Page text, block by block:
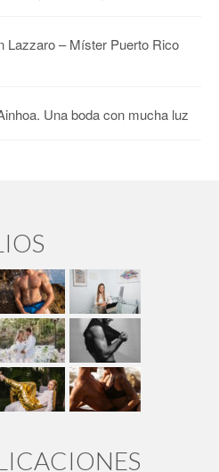
Lazzaro – Míster Puerto Rico
Una boda con mucha luz